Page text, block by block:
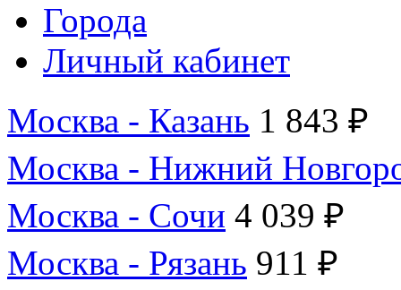
Города
Личный кабинет
Москва - Казань 1 843 ₽
Москва - Нижний
Москва - Сочи 4 039 ₽
Москва - Рязань 911 ₽